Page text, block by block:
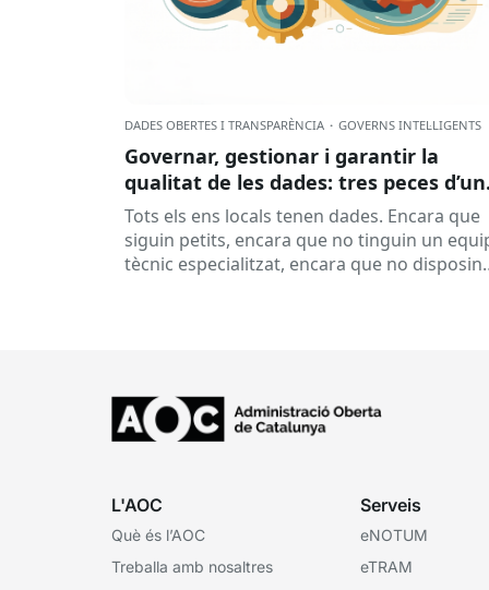
DADES OBERTES I TRANSPARÈNCIA · GOVERNS INTEL·LIGENTS
Governar, gestionar i garantir la
qualitat de les dades: tres peces d’un
mateix engranatge?
Tots els ens locals tenen dades. Encara que
siguin petits, encara que no tinguin un
tècnic especialitzat, encara que no disposin
L'AOC
Què és l’AOC
Treballa amb nosaltres
Serveis
eNOTUM
eTRAM